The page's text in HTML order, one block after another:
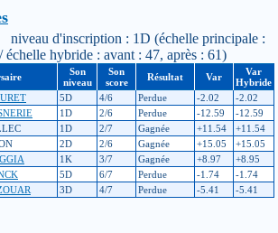
d'inscription : 1D (échelle principale :
échelle hybride : avant : 47, après : 61)
Son
niveau
Son
score
Résultat Var
Var
Hybride
5D 4/6 Perdue -2.02
-2.02
1D 2/6 Perdue -12.59
-12.59
1D 2/7 Gagnée +11.54
+11.54
2D 2/6 Gagnée +15.05
+15.05
1K 3/7 Gagnée +8.97
+8.95
5D 6/7 Perdue -1.74
-1.74
3D 4/7 Perdue -5.41 -5.41